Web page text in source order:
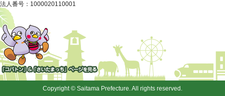
法人番号：1000020110001
「コバトン」&「さいたまっ
Copyright © Saitama Prefecture. All rights reserved.